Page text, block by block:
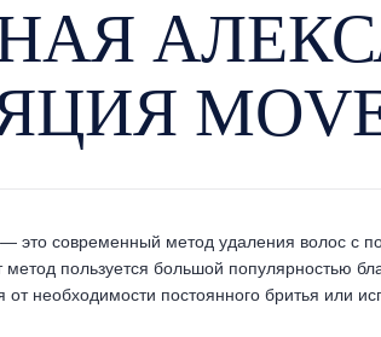
это современный метод удаления волос с
пользуется большой популярностью
необходимости постоянного бритья или